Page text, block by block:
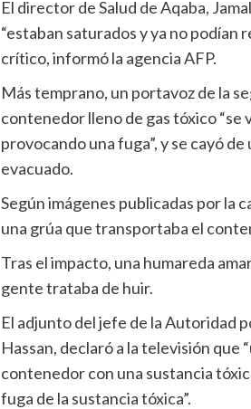
El director de Salud de Aqaba,
“estaban saturados y ya no podían
crítico, informó la agencia AFP.
Más temprano, un portavoz de la
contenedor lleno de gas tóxico
provocando una fuga”, y se cayó
evacuado.
Según imágenes publicadas por la
una grúa que transportaba el
Tras el impacto, una humareda
gente trataba de huir.
El adjunto del jefe de la Autoridad
Hassan, declaró a la televisión que
contenedor con una sustancia
fuga de la sustancia tóxica”.